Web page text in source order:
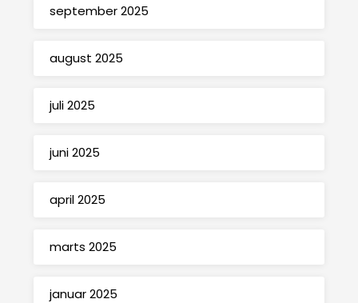
september 2025
august 2025
juli 2025
juni 2025
april 2025
marts 2025
januar 2025